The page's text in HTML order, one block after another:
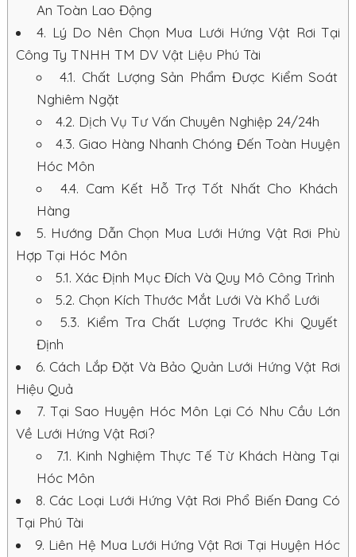
An Toàn Lao Động
4. Lý Do Nên Chọn Mua Lưới Hứng Vật Rơi Tại
Công Ty TNHH TM DV Vật Liệu Phú Tài
4.1. Chất Lượng Sản Phẩm Được Kiểm Soát
Nghiêm Ngặt
4.2. Dịch Vụ Tư Vấn Chuyên Nghiệp 24/24h
4.3. Giao Hàng Nhanh Chóng Đến Toàn Huyện
Hóc Môn
4.4. Cam Kết Hỗ Trợ Tốt Nhất Cho Khách
Hàng
5. Hướng Dẫn Chọn Mua Lưới Hứng Vật Rơi Phù
Hợp Tại Hóc Môn
5.1. Xác Định Mục Đích Và Quy Mô Công Trình
5.2. Chọn Kích Thước Mắt Lưới Và Khổ Lưới
5.3. Kiểm Tra Chất Lượng Trước Khi Quyết
Định
6. Cách Lắp Đặt Và Bảo Quản Lưới Hứng Vật Rơi
Hiệu Quả
7. Tại Sao Huyện Hóc Môn Lại Có Nhu Cầu Lớn
Về Lưới Hứng Vật Rơi?
7.1. Kinh Nghiệm Thực Tế Từ Khách Hàng Tại
Hóc Môn
8. Các Loại Lưới Hứng Vật Rơi Phổ Biến Đang Có
Tại Phú Tài
9. Liên Hệ Mua Lưới Hứng Vật Rơi Tại Huyện Hóc